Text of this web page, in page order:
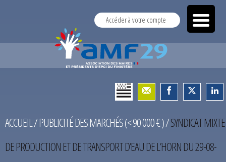
Accéder à votre compte
ACCUEIL/PUBLICITÉ DES MARCHÉS (< 90 000 € )/SYNDICAT MIXTE
DE PRODUCTION ET DE TRANSPORT D’EAU DE L’HORN DU 29-08-